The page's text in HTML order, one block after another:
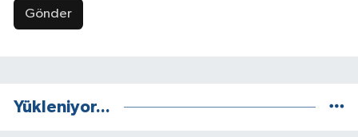
Gönder
Yükleniyor...